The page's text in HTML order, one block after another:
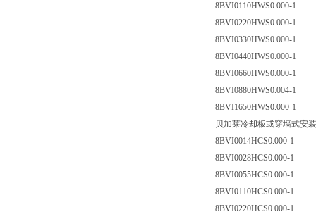
8BVI0110HWS0.000-1
8BVI0220HWS0.000-1
8BVI0330HWS0.000-1
8BVI0440HWS0.000-1
8BVI0660HWS0.000-1
8BVI0880HWS0.004-1
8BVI1650HWS0.000-1
贝加莱冷却板或穿墙式安装
8BVI0014HCS0.000-1
8BVI0028HCS0.000-1
8BVI0055HCS0.000-1
8BVI0110HCS0.000-1
8BVI0220HCS0.000-1